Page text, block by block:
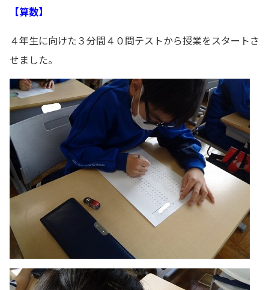
【算数】
４年生に向けた３分間４０問テストから授業をスタートさ
せました。